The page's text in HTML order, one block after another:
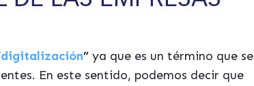
digitalización” ya que es un término que se
En este sentido, podemos decir que